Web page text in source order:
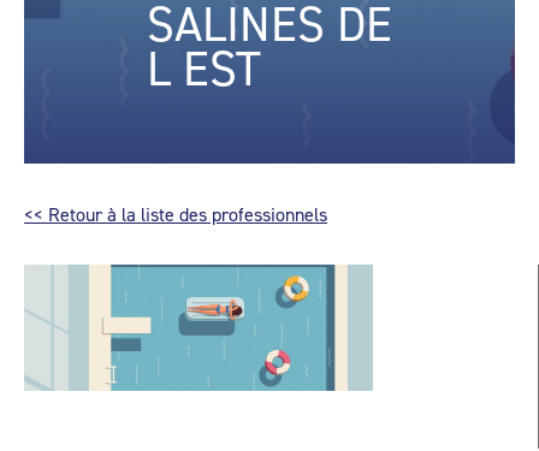
SALINES DE
L EST
<< Retour à la liste des professionnels